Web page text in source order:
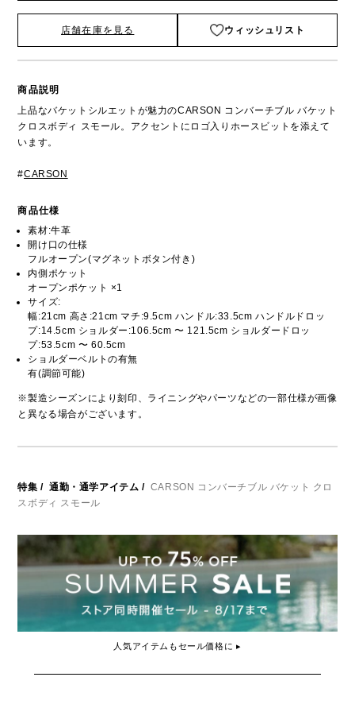
店舗在庫を見る ウィッシュリスト
商品説明
上品なバケットシルエットが魅力のCARSON コンバーチブル バケット
クロスボディ スモール。アクセントにロゴ入りホースビットを添えて
います。
#CARSON
商品仕様
素材:牛革
開け口の仕様
フルオープン(マグネットボタン付き)
内側ポケット
オープンポケット ×1
サイズ:
幅:21cm 高さ:21cm マチ:9.5cm ハンドル:33.5cm ハンドルドロッ
プ:14.5cm ショルダー:106.5cm 〜 121.5cm ショルダードロッ
プ:53.5cm 〜 60.5cm
ショルダーベルトの有無
有(調節可能)
※製造シーズンにより刻印、ライニングやパーツなどの一部仕様が画像
と異なる場合がございます。
特集 / 通勤・通学アイテム / CARSON コンバーチブル バケット クロ
スボディ スモール
人気アイテムもセール価格に ▸